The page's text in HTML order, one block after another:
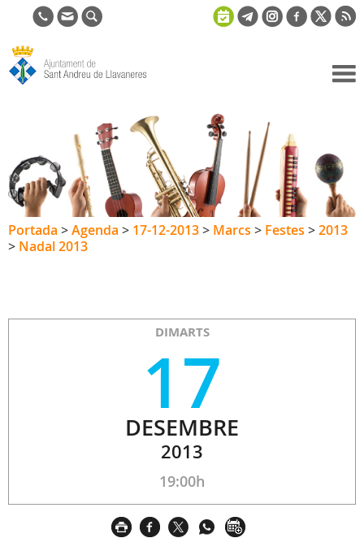
de Sant
Andreu de
Llavaneres
Portada >Agenda > 17-12-2013> Marcs > Festes >2013
> Nadal 2013
DIMARTS
17
DESEMBRE
2013
19:00h